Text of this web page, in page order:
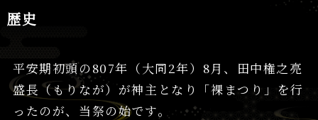
歴史
平安期初頭の807年（大同2年）8月、田中権之亮
盛長（もりなが）が神主となり「裸まつり」を行
ったのが、当祭の始です。